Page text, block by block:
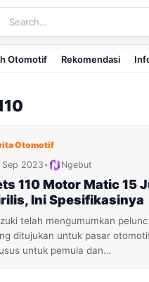
Otomotif Rekomendasi
Otomotif
2023• Ngebut
110 Motor Matic 15
Ini Spesifikasinya
telah mengumumkan
ditujukan untuk pasar
untuk pemula dan…